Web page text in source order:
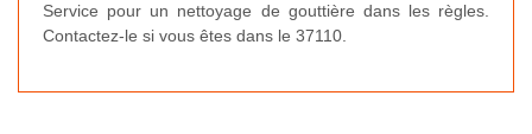
Service pour un nettoyage de gouttière dans les règles.
Contactez-le si vous êtes dans le 37110.